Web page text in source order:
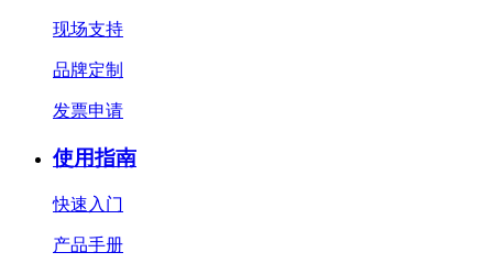
现场支持
品牌定制
发票申请
使用指南
快速入门
产品手册